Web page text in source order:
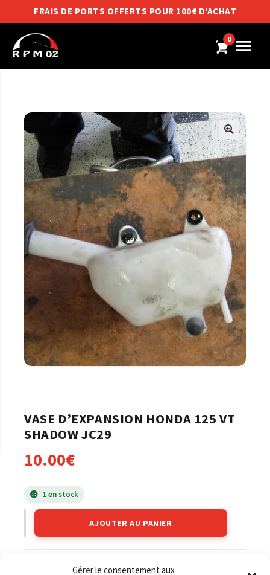
Gérer le consentement aux
FRAIS DE PORTS OFFERTS POUR 100€ D'ACHAT
0
VASE D’EXPANSION HONDA 125 VT
SHADOW JC29
10.00€
1 en stock
AJOUTER AU PANIER
HONDA HONDA 125 VT Shadow